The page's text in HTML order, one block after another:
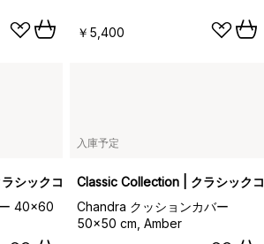
￥5,400
シックコレクション
40x60
入庫予定
Classic Collection | クラシック
Chandra クッションカバー
50x50 cm, Amber